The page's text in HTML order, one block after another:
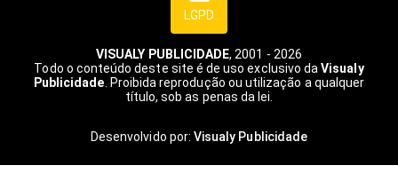
LGPD
VISUALY PUBLICIDADE, 2001 - 2026
Todo o conteúdo deste site é de uso exclusivo daVisualy
Publicidade . Proibida reprodução ou utilização a qualquer
título, sob as penas da lei.
Desenvolvido por: Visualy Publicidade